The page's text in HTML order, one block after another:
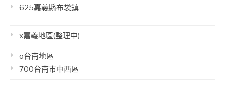
625嘉義縣布袋鎮
x嘉義地區(整理中)
o台南地區
700台南市中西區